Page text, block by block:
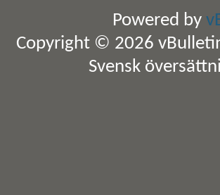
Powered by
Copyright © 2026
Svensk